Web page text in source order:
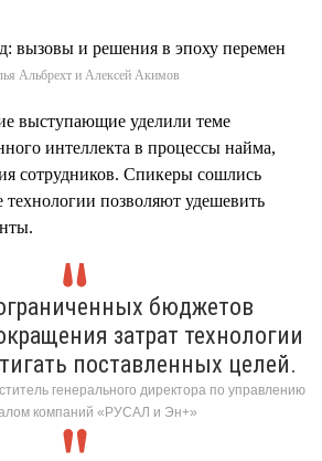
Альбрехт и Алексей Акимов
выступающие уделили теме
интеллекта в процессы найма,
сотрудников. Спикеры сошлись
позволяют удешевить
бюджетов
затрат технологии
поставленных целей.
генерального директора по управлению
компаний «РУСАЛ и Эн+»